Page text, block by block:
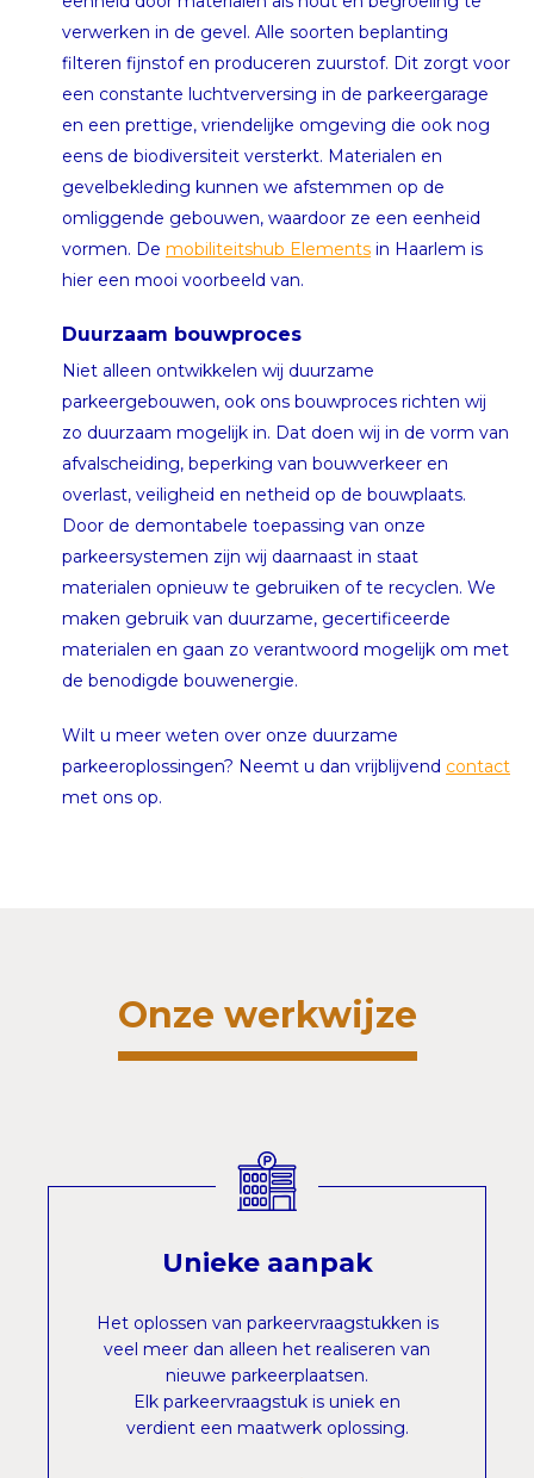
verwerken in de gevel. Alle soorten beplanting
filteren fijnstof en produceren zuurstof. Dit zorgt voor
een constante luchtverversing in de parkeergarage
en een prettige, vriendelijke omgeving die ook nog
eens de biodiversiteit versterkt. Materialen en
gevelbekleding kunnen we afstemmen op de
omliggende gebouwen, waardoor ze een eenheid
vormen. De mobiliteitshub Elements in Haarlem is
hier een mooi voorbeeld van.
Duurzaam bouwproces
Niet alleen ontwikkelen wij duurzame
parkeergebouwen, ook ons bouwproces richten wij
zo duurzaam mogelijk in. Dat doen wij in de vorm van
afvalscheiding, beperking van bouwverkeer en
overlast, veiligheid en netheid op de bouwplaats.
Door de demontabele toepassing van onze
parkeersystemen zijn wij daarnaast in staat
materialen opnieuw te gebruiken of te recyclen. We
maken gebruik van duurzame, gecertificeerde
materialen en gaan zo verantwoord mogelijk om met
de benodigde bouwenergie.
Wilt u meer weten over onze duurzame
parkeeroplossingen? Neemt u dan vrijblijvend contact
met ons op.
Onze werkwijze
Unieke aanpak
Het oplossen van parkeervraagstukken is
veel meer dan alleen het realiseren van
nieuwe parkeerplaatsen.
Elk parkeervraagstuk is uniek en
verdient een maatwerk oplossing.